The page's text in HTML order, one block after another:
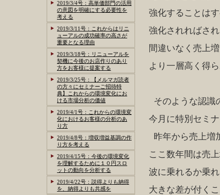
強化することは
強化されればさ
間違いなく売上
より一層高く得
そのような認識
今月に特別セミ
昨年から売上増
ここ数年間は売
波に乗れるか乗
大きな差が付く
2019/3/4号：高単価部門の活用
の意図を明確にする必要性を
考える
2019/3/11号：これからはリニ
ューアルの成功確率の高さが
重要となる理由
2019/3/18号：リニューアルを
契機に今後のお店作りのあり
方をお客様に提案する
2019/3/25号：【メルマガ読者
の方々にセミナーご招待特
典】これからの環境変化にお
ける市場分析の価値
2019/4/1号：これからの環境変
化におけるお客様の分析のあ
り方
2019/4/8号：増収増益基調の作
り方を考える
2019/4/15号：今後の環境変化
を理解するために１０円スロ
ットの動向を分析する
2019/4/22号：説得よりも納得
を、納得よりも共感を